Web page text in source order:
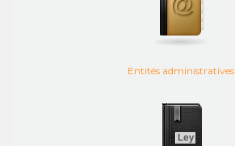
Entités administratives